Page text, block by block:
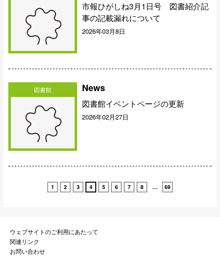
市報ひがしね3月1日号 図書紹介記
事の記載漏れについて
2026年03月8日
図書館 News
図書館イベントページの更新
2026年02月27日
1 2 3 4 5 6 7 8 … 69
ウェブサイトのご利用にあたって
関連リンク
お問い合わせ